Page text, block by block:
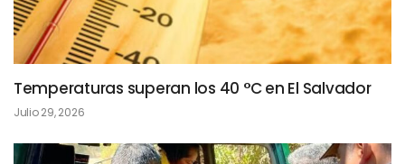
Temperaturas superan los 40 °C en El Salvador
Julio 29, 2026